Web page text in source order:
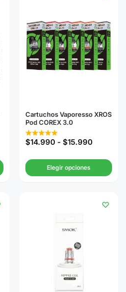
Cartuchos Vaporesso XROS
Pod COREX 3.0
$14.990 - $15.990
Elegir opciones